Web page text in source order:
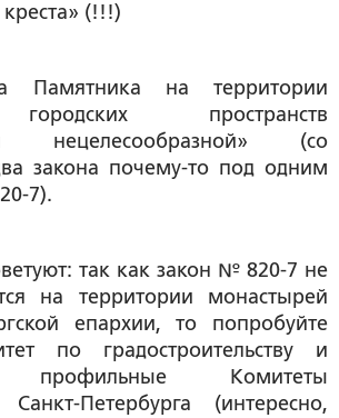
(!!!)
Памятника на территории
пространств
нецелесообразной» (со
закона почему-то под одним
7).
так как закон № 820-7 не
на территории монастырей
епархии, то попробуйте
по градостроительству и
профильные Комитеты
Санкт-Петербурга (интересно,